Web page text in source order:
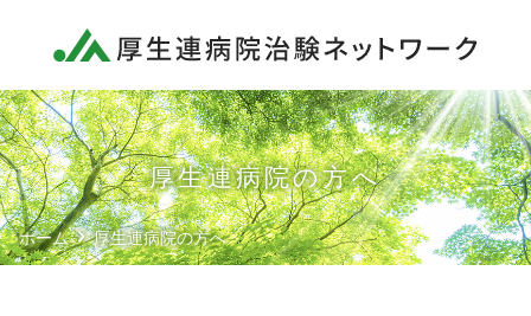
ネットワーク概要
厚生連病院の方へ
治験依頼者様へ
患者様へ
厚生連病院の方へ
ホーム 厚生連病院の方へ